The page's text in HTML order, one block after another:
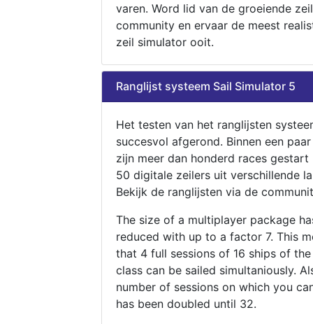
varen. Word lid van de groeiende zeil
community en ervaar de meest
zeil simulator ooit.
Ranglijst systeem Sail Simulator 5
Het testen van het ranglijsten
succesvol afgerond. Binnen een
zijn meer dan honderd races gestart
50 digitale zeilers uit verschillende
Bekijk de ranglijsten via de
The size of a multiplayer package
reduced with up to a factor 7. This
that 4 full sessions of 16 ships of
class can be sailed simultaniously.
number of sessions on which you
has been doubled until 32.